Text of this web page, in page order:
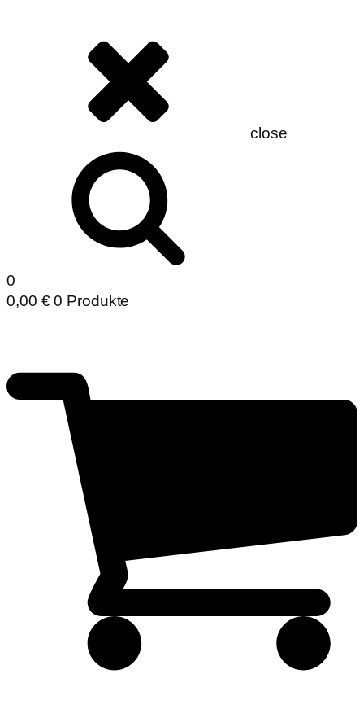
close
0
0,00 € 0 Produkte